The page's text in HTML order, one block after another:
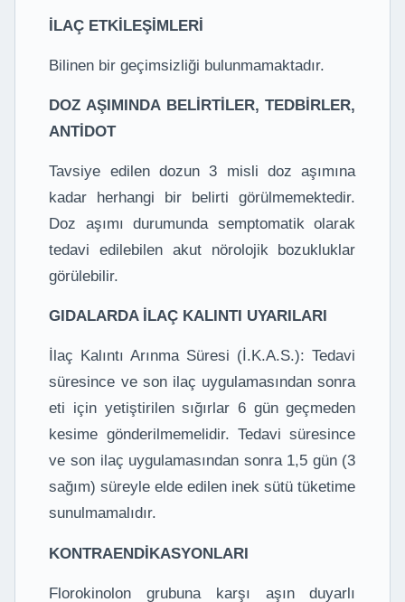
İLAÇ ETKİLEŞİMLERİ
Bilinen bir geçimsizliği bulunmamaktadır.
DOZ AŞIMINDA BELİRTİLER, TEDBİRLER,
ANTİDOT
Tavsiye edilen dozun 3 misli doz aşımına
kadar herhangi bir belirti görülmemektedir.
Doz aşımı durumunda semptomatik olarak
tedavi edilebilen akut nörolojik bozukluklar
görülebilir.
GIDALARDA İLAÇ KALINTI UYARILARI
İlaç Kalıntı Arınma Süresi (İ.K.A.S.): Tedavi
süresince ve son ilaç uygulamasından sonra
eti için yetiştirilen sığırlar 6 gün geçmeden
kesime gönderilmemelidir. Tedavi süresince
ve son ilaç uygulamasından sonra 1,5 gün (3
sağım) süreyle elde edilen inek sütü tüketime
sunulmamalıdır.
KONTRAENDİKASYONLARI
Florokinolon grubuna karşı aşın duyarlı